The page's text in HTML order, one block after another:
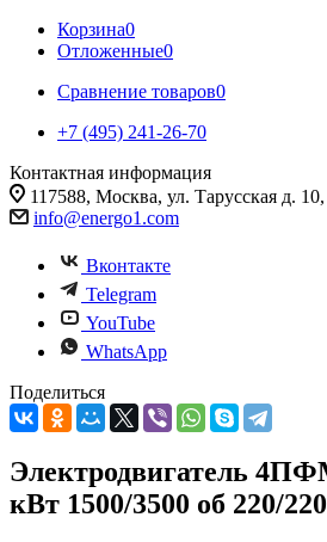
Корзина0
Отложенные0
Сравнение товаров0
+7 (495) 241-26-70
Контактная информация
117588, Москва, ул. Тарусская д.
info@energo1.com
Вконтакте
Telegram
YouTube
WhatsApp
Поделиться
Электродвигатель
кВт 1500/3500 об 220/